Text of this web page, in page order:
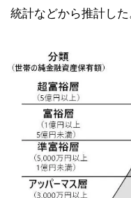
統計などから推計した